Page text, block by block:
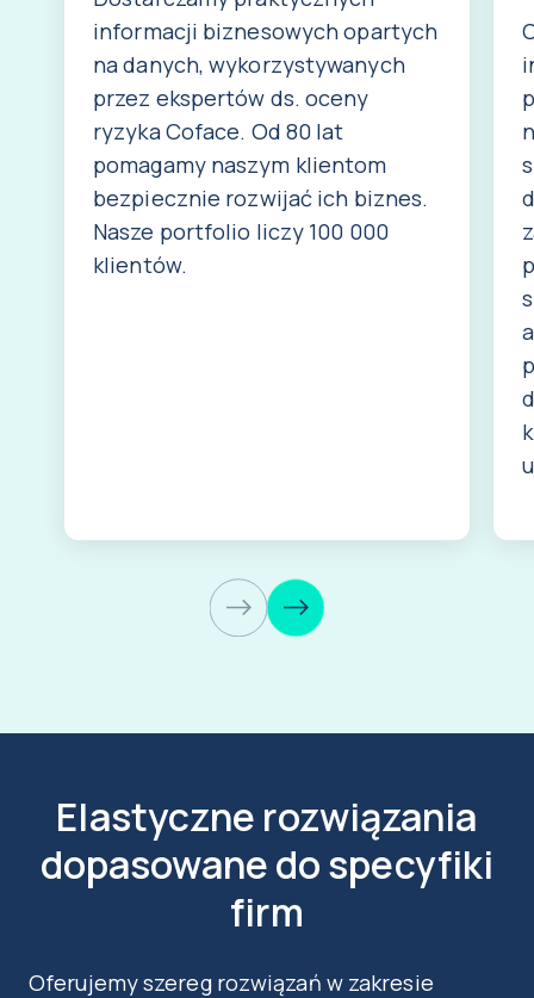
informacji biznesowych opartych
na danych, wykorzystywanych
przez ekspertów ds. oceny
ryzyka Coface. Od 80 lat
pomagamy naszym klientom
bezpiecznie rozwijać ich biznes.
Nasze portfolio liczy 100 000
klientów.
Elastyczne rozwiązania
dopasowane do specyfiki
firm
Oferujemy szereg rozwiązań w zakresie